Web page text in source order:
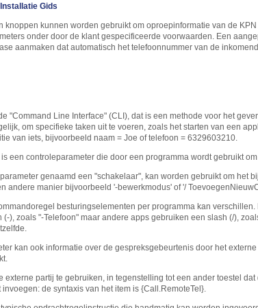
Gids
knoppen kunnen worden gebruikt om oproepinformatie van de
onder door de klant gespecificeerde voorwaarden. Een
aanmaken dat automatisch het telefoonnummer van de
"Command Line Interface" (CLI), dat is een methode voor het
om specifieke taken uit te voeren, zoals het starten van een
van iets, bijvoorbeeld naam = Joe of telefoon = 6329603210.
een controleparameter die door een programma wordt gebruikt
genaamd een "schakelaar", kan worden gebruikt om het
andere manier bijvoorbeeld '-bewerkmodus' of '/
besturingselementen per programma kan
), zoals "-Telefoon" maar andere apps gebruiken een slash (/),
kan ook informatie over de gespreksgebeurtenis door het
externe partij te gebruiken, in tegenstelling tot een ander toestel
de syntaxis van het item is {Call.RemoteTel}.